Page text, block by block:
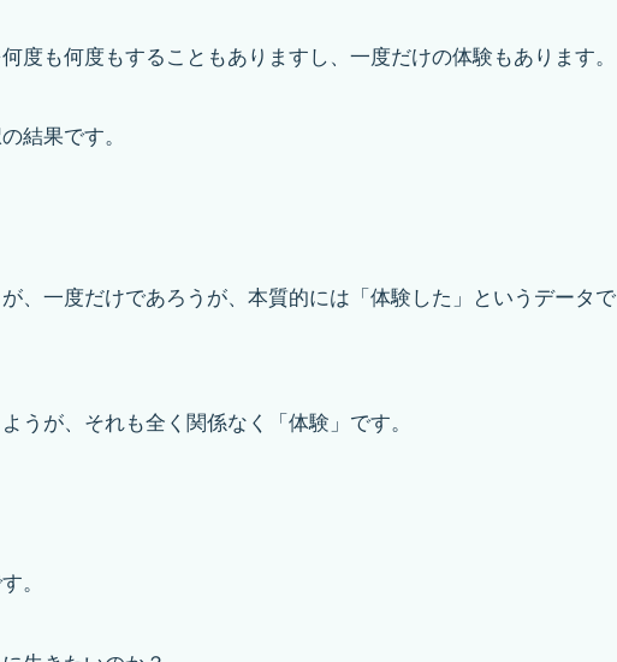
度も何度もすることもありますし、一度だけの体験もあります。
結果です。
、一度だけであろうが、本質的には「体験した」というデータで
うが、それも全く関係なく「体験」です。
。